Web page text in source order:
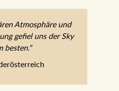
Atmosphäre und
gefiel uns der Sky
besten.“